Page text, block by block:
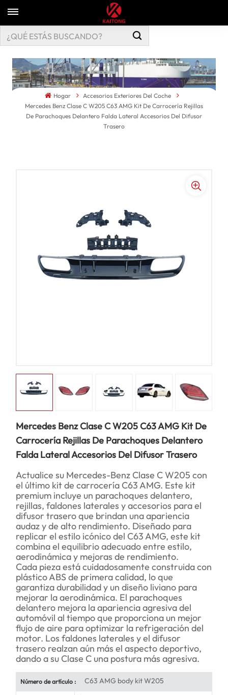
Hogar
Accesorios Exteriores Del Coche
Mercedes Benz Clase C W205 C63 AMG Kit De Carrocería Rejillas
De Parachoques Delantero Falda Lateral Accesorios Del Difusor
Trasero
Mercedes Benz Clase C W205 C63 AMG Kit De
Carrocería Rejillas De Parachoques Delantero
Falda Lateral Accesorios Del Difusor Trasero
Actualice su Mercedes-Benz Clase C W205 con
el último kit de carrocería C63 AMG. Este kit
premium incluye un parachoques delantero,
rejillas, faldones laterales y accesorios para el
difusor trasero que brindan una apariencia
audaz y de alto rendimiento. Diseñado para
replicar el estilo icónico del C63 AMG, este kit
combina el equilibrio adecuado entre estilo,
aerodinámica y mejoras de rendimiento.
Cada pieza está cuidadosamente construida con
plástico ABS de primera calidad, lo que
garantiza durabilidad y un diseño liviano para
mejorar la aerodinámica. El parachoques
delantero mejora la apariencia agresiva del
automóvil al tiempo que proporciona un mejor
flujo de aire para optimizar la refrigeración del
motor. Los faldones laterales y el difusor
trasero realzan aún más el aspecto deportivo,
dando a su Clase C una postura más agresiva.
Número de artículo : C63 AMG body kit W205